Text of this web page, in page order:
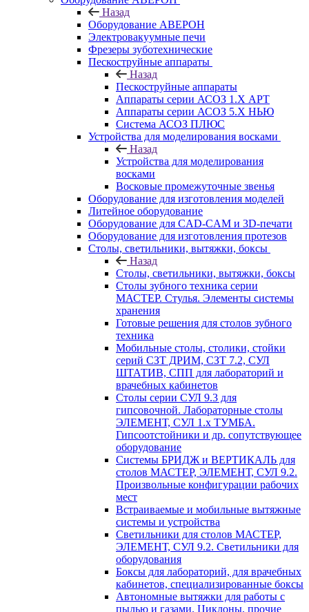
Назад
Оборудование АВЕРОН
Электровакуумные печи
Фрезеры зуботехнические
Пескоструйные аппараты
Назад
Пескоструйные аппараты
Аппараты серии АСОЗ 1.Х АРТ
Аппараты серии АСОЗ 5.Х НЬЮ
Система АСОЗ ПЛЮС
Устройства для моделирования восками
Назад
Устройства для моделирования
восками
Восковые промежуточные звенья
Оборудование для изготовления моделей
Литейное оборудование
Оборудование для CAD-CAM и 3D-печати
Оборудование для изготовления протезов
Cтолы, светильники, вытяжки, боксы
Назад
Cтолы, светильники, вытяжки, боксы
Столы зубного техника серии
МАСТЕР. Стулья. Элементы системы
хранения
Готовые решения для столов зубного
техника
Мобильные столы, столики, стойки
серий СЗТ ДРИМ, СЗТ 7.2, СУЛ
ШТАТИВ, СПП для лабораторий и
врачебных кабинетов
Столы серии СУЛ 9.3 для
гипсовочной. Лабораторные столы
ЭЛЕМЕНТ, СУЛ 1.х ТУМБА.
Гипсоотстойники и др. сопутствующее
оборудование
Системы БРИДЖ и ВЕРТИКАЛЬ для
столов МАСТЕР, ЭЛЕМЕНТ, СУЛ 9.2.
Произвольные конфигурации рабочих
мест
Встраиваемые и мобильные вытяжные
системы и устройства
Светильники для столов МАСТЕР,
ЭЛЕМЕНТ, СУЛ 9.2. Светильники для
оборудования
Боксы для лабораторий, для врачебных
кабинетов, специализированные боксы
Автономные вытяжки для работы с
пылью и газами. Циклоны, прочие